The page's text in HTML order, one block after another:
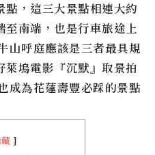
點，這三大景點相連大約
南端，也是行車旅途上
山呼庭應該是三者最具規
塢電影『沉默』取景拍
成為花蓮壽豐必踩的景點